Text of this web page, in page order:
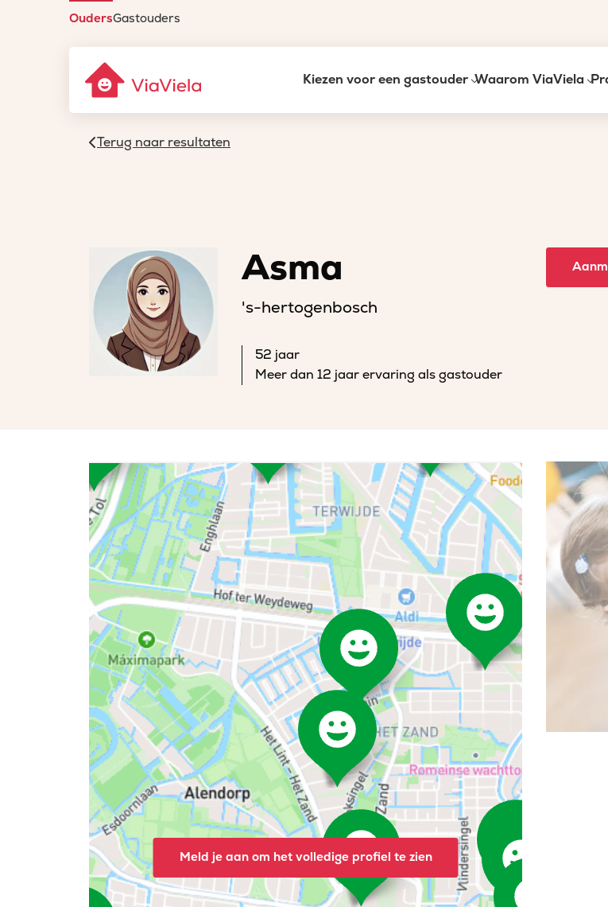
OudersGastouders
Kiezen voor een gastouder Waarom ViaViela
Terug naar resultaten
Asma
's-hertogenbosch
52 jaar
Meer dan 12 jaar ervaring als gastouder
Meld je aan om het volledige profiel te zien